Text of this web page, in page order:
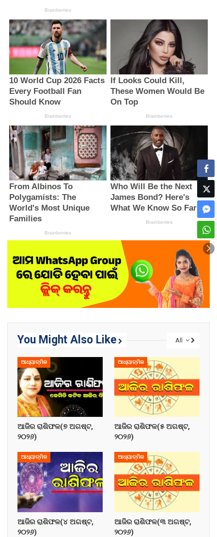
All
You Might Also Like
ଆଧ୍ୟାତ୍ମିକ
ଆଜିର ରାଶିଫଳ(୭ ଅଗଷ୍ଟ,
୨୦୨୬)
ଆଧ୍ୟାତ୍ମିକ
ଆଜିର ରାଶିଫଳ(୫ ଅଗଷ୍ଟ,
୨୦୨୬)
ଆଧ୍ୟାତ୍ମିକ
ଆଜିର ରାଶିଫଳ(୪ ଅଗଷ୍ଟ,
୨୦୨୬)
ଆଧ୍ୟାତ୍ମିକ
ଆଜିର ରାଶିଫଳ(୩ ଅଗଷ୍ଟ,
୨୦୨୬)